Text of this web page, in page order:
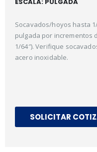
Socavados/hoyos hasta
pulgada por incrementos
1/64″). Verifique
acero inoxidable.
SOLICITAR
0out of 5